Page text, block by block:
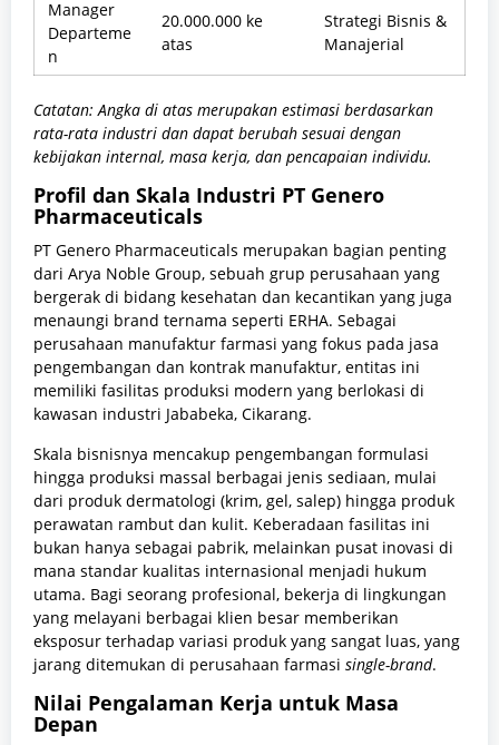
Manager
Departeme
n
20.000.000 ke
atas
Strategi Bisnis &
Manajerial
Catatan: Angka di atas merupakan estimasi berdasarkan
rata-rata industri dan dapat berubah sesuai dengan
kebijakan internal, masa kerja, dan pencapaian individu.
Profil dan Skala Industri PT Genero
Pharmaceuticals
PT Genero Pharmaceuticals merupakan bagian penting
dari Arya Noble Group, sebuah grup perusahaan yang
bergerak di bidang kesehatan dan kecantikan yang juga
menaungi brand ternama seperti ERHA. Sebagai
perusahaan manufaktur farmasi yang fokus pada jasa
pengembangan dan kontrak manufaktur, entitas ini
memiliki fasilitas produksi modern yang berlokasi di
kawasan industri Jababeka, Cikarang.
Skala bisnisnya mencakup pengembangan formulasi
hingga produksi massal berbagai jenis sediaan, mulai
dari produk dermatologi (krim, gel, salep) hingga produk
perawatan rambut dan kulit. Keberadaan fasilitas ini
bukan hanya sebagai pabrik, melainkan pusat inovasi di
mana standar kualitas internasional menjadi hukum
utama. Bagi seorang profesional, bekerja di lingkungan
yang melayani berbagai klien besar memberikan
eksposur terhadap variasi produk yang sangat luas, yang
jarang ditemukan di perusahaan farmasi single-brand.
Nilai Pengalaman Kerja untuk Masa
Depan